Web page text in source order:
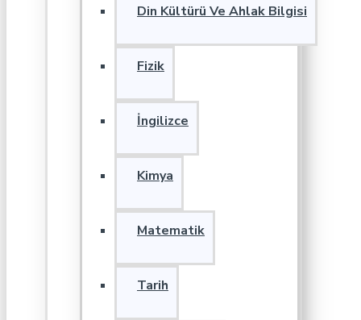
Din Kültürü Ve Ahlak Bilgisi
Fizik
İngilizce
Kimya
Matematik
Tarih